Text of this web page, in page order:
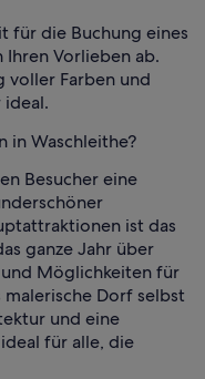
für die Buchung eines
Ihren Vorlieben ab.
voller Farben und
ideal.
in Waschleithe?
Besucher eine
ist das
ganze Jahr über
Möglichkeiten für
Dorf selbst
und eine
für alle, die